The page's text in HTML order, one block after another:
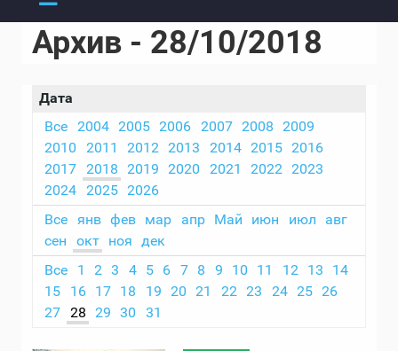
Архив - 28/10/2018
Дата
Все
2004 2005 2006 2007 2008
2009
2010
2011 2012 2013 2014 2015 2016
2017
2018 2019 2020 2021 2022 2023
2024
2025
2026
Все янв фев мар апр Май июн июл
авг
сен
окт ноя дек
Все
1 2 3 4 5 6 7 8 9 10 11 12 13
14
15
16 17 18 19 20 21 22 23 24 25 26
27 28 29 30 31